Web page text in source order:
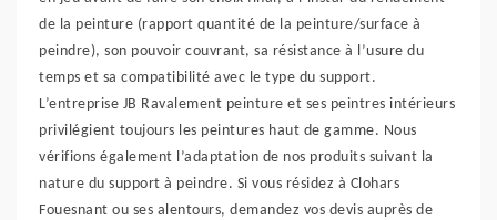
de la peinture (rapport quantité de la peinture/surface à
peindre), son pouvoir couvrant, sa résistance à l’usure du
temps et sa compatibilité avec le type du support.
L’entreprise JB Ravalement peinture et ses peintres intérieurs
privilégient toujours les peintures haut de gamme. Nous
vérifions également l’adaptation de nos produits suivant la
nature du support à peindre. Si vous résidez à Clohars
Fouesnant ou ses alentours, demandez vos devis auprès de